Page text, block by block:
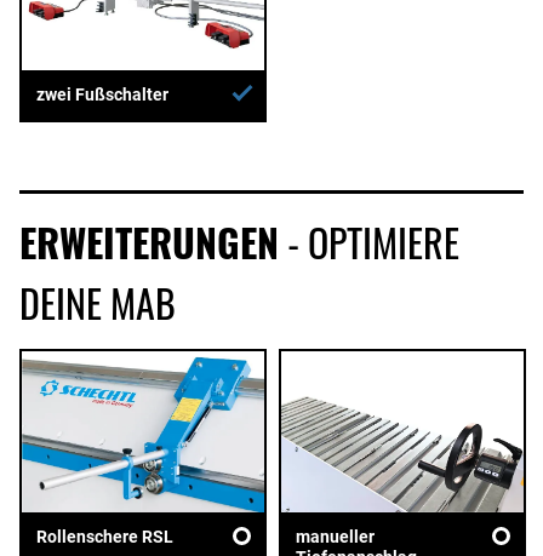
zwei Fußschalter
ERWEITERUNGEN - OPTIMIERE
DEINE MAB
Rollenschere RSL
manueller